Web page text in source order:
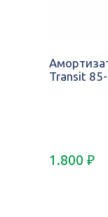
Transit
1.800 ₽